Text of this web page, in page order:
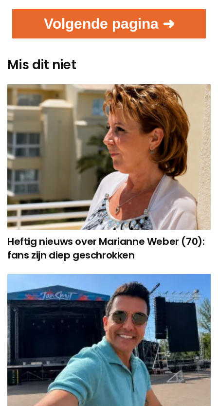
Volgende pagina ➜
Mis dit niet
Heftig nieuws over Marianne Weber (70):
fans zijn diep geschrokken